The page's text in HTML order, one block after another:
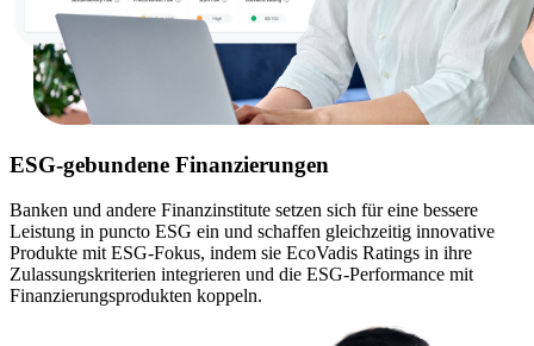
ESG-gebundene Finanzierungen
Banken und andere Finanzinstitute setzen sich für eine bessere
Leistung in puncto ESG ein und schaffen gleichzeitig innovative
Produkte mit ESG-Fokus, indem sie EcoVadis Ratings in ihre
Zulassungskriterien integrieren und die ESG-Performance mit
Finanzierungsprodukten koppeln.